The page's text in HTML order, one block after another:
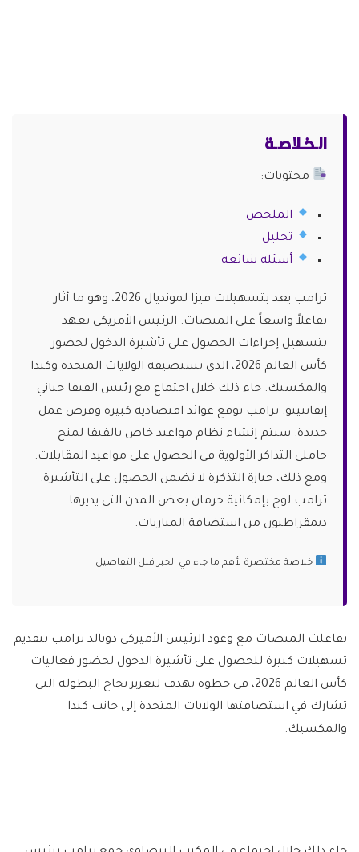
الـخـلاصـة
محتويات:
الملخص
تحليل
أسئلة شائعة
ترامب يعد بتسهيلات فيزا لمونديال 2026، وهو ما أثار
تفاعلاً واسعاً على المنصات. الرئيس الأمريكي تعهد
بتسهيل إجراءات الحصول على تأشيرة الدخول لحضور
كأس العالم 2026، الذي تستضيفه الولايات المتحدة وكندا
والمكسيك. جاء ذلك خلال اجتماع مع رئيس الفيفا جياني
إنفانتينو. ترامب توقع عوائد اقتصادية كبيرة وفرص عمل
جديدة. سيتم إنشاء نظام مواعيد خاص بالفيفا لمنح
حاملي التذاكر الأولوية في الحصول على مواعيد المقابلات.
ومع ذلك، حيازة التذكرة لا تضمن الحصول على التأشيرة.
ترامب لوح بإمكانية حرمان بعض المدن التي يديرها
ديمقراطيون من استضافة المباريات.
خلاصة مختصرة لأهم ما جاء في الخبر قبل التفاصيل
تفاعلت المنصات مع وعود الرئيس الأميركي دونالد ترامب بتقديم
تسهيلات كبيرة للحصول على تأشيرة الدخول لحضور فعاليات
كأس العالم 2026، في خطوة تهدف لتعزيز نجاح البطولة التي
تشارك في استضافتها الولايات المتحدة إلى جانب كندا
والمكسيك.